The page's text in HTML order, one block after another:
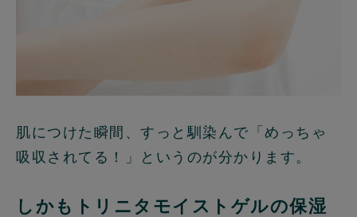
肌につけた瞬間、すっと馴染んで「めっちゃ
吸収されてる！」というのが分かります。
しかもトリニタモイストゲルの保湿